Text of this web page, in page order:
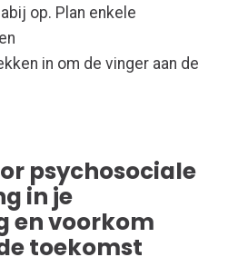
op. Plan enkele
en
in om de vinger aan de
psychosociale
in je
en voorkom
toekomst